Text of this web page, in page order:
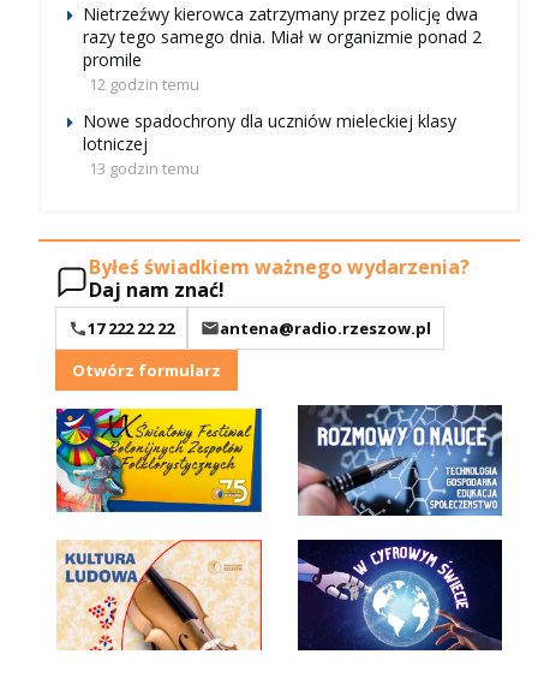
Nietrzeźwy kierowca zatrzymany przez policję dwa
razy tego samego dnia. Miał w organizmie ponad 2
promile
12 godzin temu
Nowe spadochrony dla uczniów mieleckiej klasy
lotniczej
13 godzin temu
Byłeś świadkiem ważnego wydarzenia?
Daj nam znać!
17 222 22 22
antena@radio.rzeszow.pl
Otwórz formularz